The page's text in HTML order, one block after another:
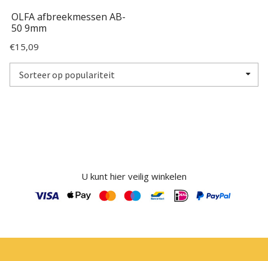
OLFA afbreekmessen AB-
50 9mm
€15,09
U kunt hier veilig winkelen